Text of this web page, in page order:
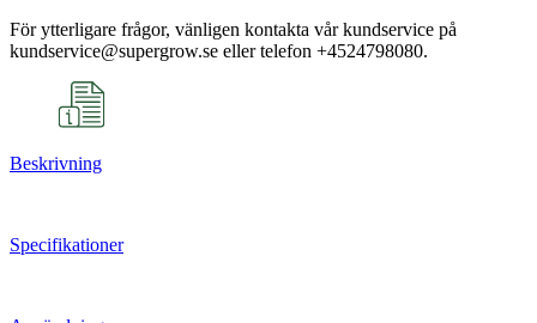
För ytterligare frågor, vänligen kontakta vår kundservice på
kundservice@supergrow.se eller telefon +4524798080.
Beskrivning
Specifikationer